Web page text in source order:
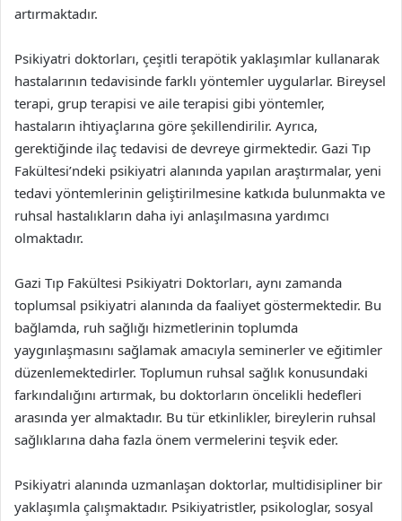
artırmaktadır.
Psikiyatri doktorları, çeşitli terapötik yaklaşımlar kullanarak
hastalarının tedavisinde farklı yöntemler uygularlar. Bireysel
terapi, grup terapisi ve aile terapisi gibi yöntemler,
hastaların ihtiyaçlarına göre şekillendirilir. Ayrıca,
gerektiğinde ilaç tedavisi de devreye girmektedir. Gazi Tıp
Fakültesi’ndeki psikiyatri alanında yapılan araştırmalar, yeni
tedavi yöntemlerinin geliştirilmesine katkıda bulunmakta ve
ruhsal hastalıkların daha iyi anlaşılmasına yardımcı
olmaktadır.
Gazi Tıp Fakültesi Psikiyatri Doktorları, aynı zamanda
toplumsal psikiyatri alanında da faaliyet göstermektedir. Bu
bağlamda, ruh sağlığı hizmetlerinin toplumda
yaygınlaşmasını sağlamak amacıyla seminerler ve eğitimler
düzenlemektedirler. Toplumun ruhsal sağlık konusundaki
farkındalığını artırmak, bu doktorların öncelikli hedefleri
arasında yer almaktadır. Bu tür etkinlikler, bireylerin ruhsal
sağlıklarına daha fazla önem vermelerini teşvik eder.
Psikiyatri alanında uzmanlaşan doktorlar, multidisipliner bir
yaklaşımla çalışmaktadır. Psikiyatristler, psikologlar, sosyal